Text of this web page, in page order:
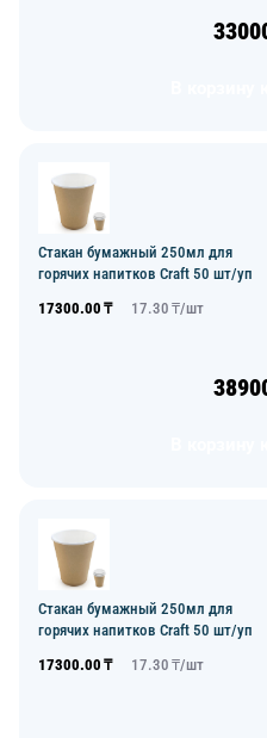
Стакан бумажный 250мл для
горячих напитков Craft 50 шт/уп
17300.00 ₸ 17.30 ₸/шт
Стакан бумажный 250мл для
горячих напитков Craft 50 шт/уп
17300.00 ₸ 17.30 ₸/шт